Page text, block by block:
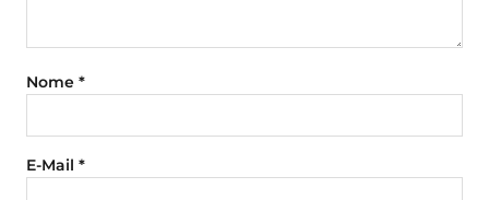
Nome *
E-Mail *